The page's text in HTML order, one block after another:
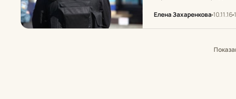
им…
Елена Захаренкова10.11.16